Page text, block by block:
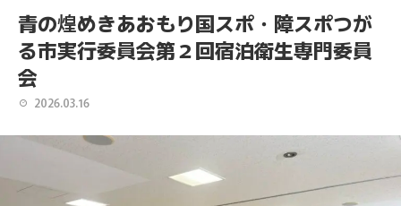
青の煌めきあおもり国スポ・障スポつが
る市実行委員会第２回宿泊衛生専門委員
会
2026.03.16